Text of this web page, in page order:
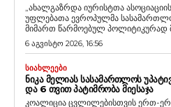
„ახალგაზრდა იურისტთა
უფლებათა ევროპულმა
მიმართ წარმოებულ პოლიტიკურად
6 აგვისტო 2026, 16:56
ᲡᲘᲐᲮᲚᲔᲔᲑᲘ
ᲜᲘᲙᲐ ᲛᲔᲚᲘᲐᲡ ᲡᲐᲡᲐᲛᲐᲠᲗᲚᲝᲡ
ᲓᲐ 6 ᲗᲕᲘᲗ ᲞᲐᲢᲘᲛᲠᲝᲑᲐ ᲛᲘᲔᲡᲐᲯᲐ
კოალიცია ცვლილებისთვის ერთ-